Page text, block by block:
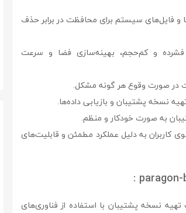
و فایل‌های سیستم برای محافظت در برابر حذف
و کم‌حجم، بهینه‌سازی فضا و سرعت
در صورت وقوع هر گونه مشکل.
نسخه پشتیبان و بازیابی داده‌ها.
به صورت خودکار و منظم.
کاربران به دلیل عملکرد مطمئن و قابلیت‌های
پیشرفته:** قابلیت تهیه نسخه پشتیبان با استفاده از فناوری‌های